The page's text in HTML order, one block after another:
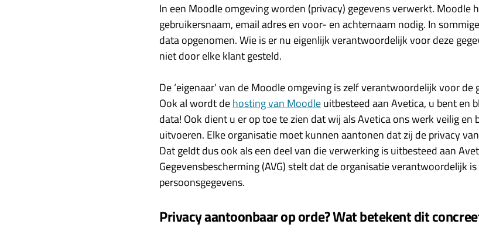
In een Moodle omgeving worden (privacy) gegevens verwerkt. Moodle
gebruikersnaam, email adres en voor- en achternaam nodig. In
data opgenomen. Wie is er nu eigenlijk verantwoordelijk voor deze
niet door elke klant gesteld.
De ‘eigenaar’ van de Moodle omgeving is zelf verantwoordelijk voor
Ook al wordt dehosting van Moodleuitbesteed aan Avetica, u bent
data! Ook dient u er op toe te zien dat wij als Avetica ons werk veilig en
uitvoeren. Elke organisatie moet kunnen aantonen dat zij de privacy
Dat geldt dus ook als een deel van die verwerking is uitbesteed aan
Gegevensbescherming (AVG) stelt dat de organisatie verantwoordelijk
persoonsgegevens.
Privacy aantoonbaar op orde? Wat betekent dit